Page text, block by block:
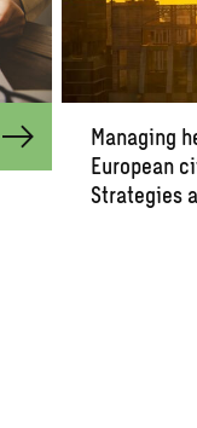
Managing
European
Strategies